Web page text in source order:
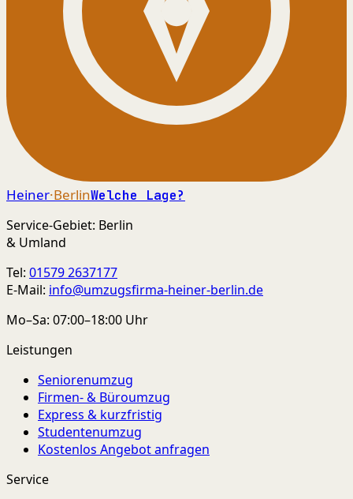
Heiner·BerlinWelche Lage?
Service-Gebiet: Berlin
& Umland
Tel: 01579 2637177
E-Mail: info@umzugsfirma-heiner-berlin.de
Mo–Sa: 07:00–18:00 Uhr
Leistungen
Seniorenumzug
Firmen- & Büroumzug
Express & kurzfristig
Studentenumzug
Kostenlos Angebot anfragen
Service